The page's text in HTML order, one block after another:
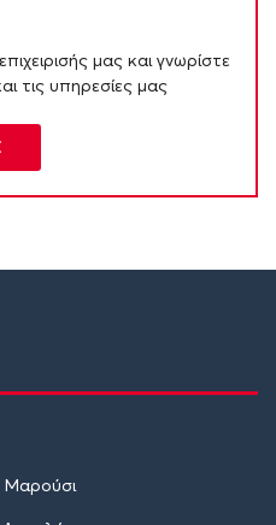
μας και γνωρίστε
τις υπηρεσίες μας
Μαρούσι